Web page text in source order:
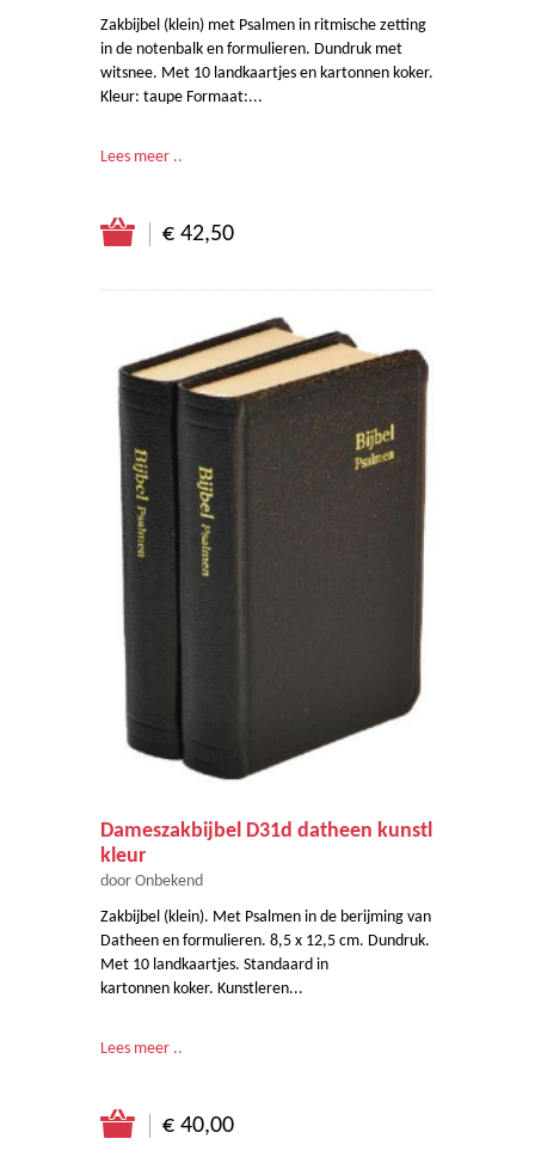
Zakbijbel (klein) met Psalmen in ritmische zetting
in de notenbalk en formulieren. Dundruk met
witsnee. Met 10 landkaartjes en kartonnen koker.
Kleur: taupe Formaat:...
Lees meer ..
€ 42,50
Dameszakbijbel D31d datheen kunstl
kleur
door Onbekend
Zakbijbel (klein). Met Psalmen in de berijming van
Datheen en formulieren. 8,5 x 12,5 cm. Dundruk.
Met 10 landkaartjes. Standaard in
kartonnen koker. Kunstleren...
Lees meer ..
€ 40,00